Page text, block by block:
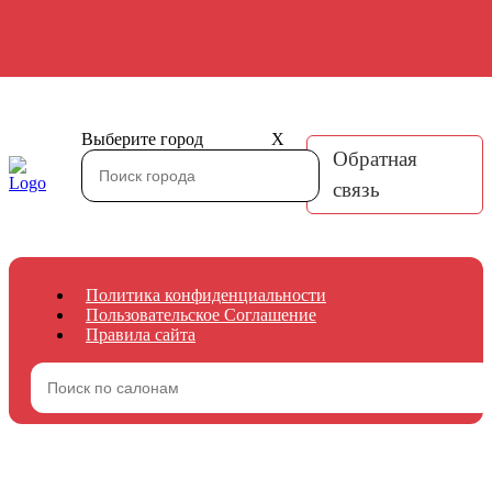
Выберите город X
Обратная
связь
Политика конфиденциальности
Пользовательское Соглашение
Правила сайта